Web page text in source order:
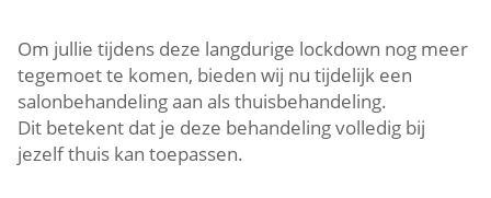
Om jullie tijdens deze langdurige lockdown nog meer
tegemoet te komen, bieden wij nu tijdelijk een
salonbehandeling aan als thuisbehandeling.
Dit betekent dat je deze behandeling volledig bij
jezelf thuis kan toepassen.